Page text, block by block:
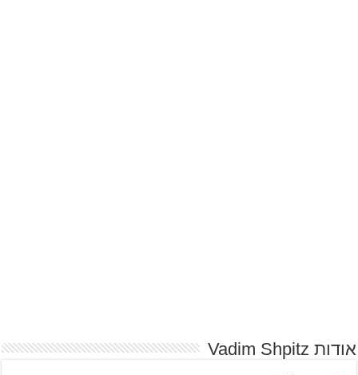
אודות Vadim Shpitz